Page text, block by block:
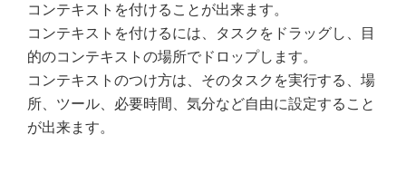
コンテキストを付けることが出来ます。
コンテキストを付けるには、タスクをドラッグし、目
的のコンテキストの場所でドロップします。
コンテキストのつけ方は、そのタスクを実行する、場
所、ツール、必要時間、気分など自由に設定すること
が出来ます。